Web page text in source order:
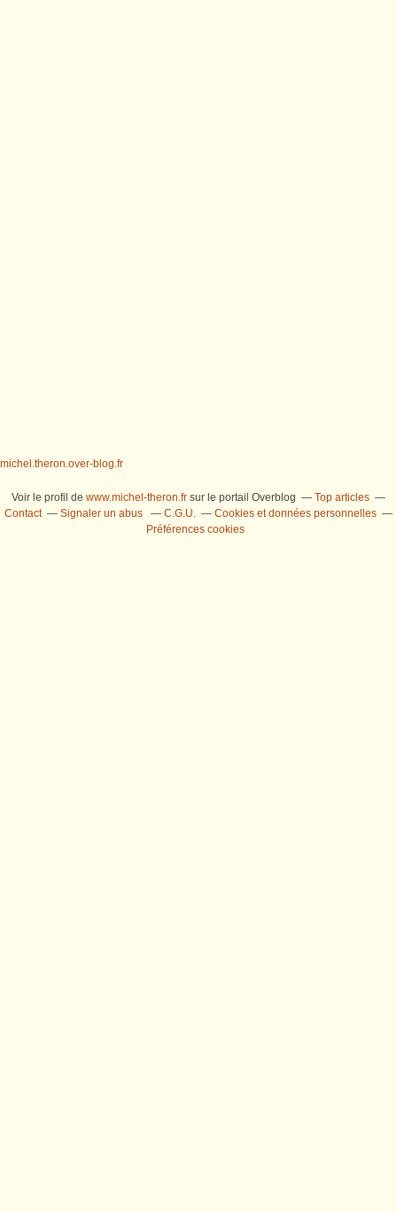
michel.theron.over-blog.fr
Voir le profil de www.michel-theron.fr sur le portail Overblog
Top articles
Contact
Signaler un abus C.G.U.
Cookies et données personnelles
Préférences cookies